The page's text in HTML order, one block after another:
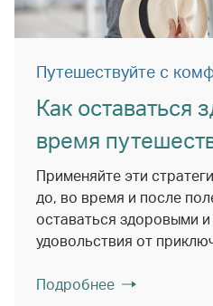
Путешествуйте с
Как оставаться
время
Применяйте эти
до, во время и после
оставаться здоровыми и
удовольствия от
Подробнее